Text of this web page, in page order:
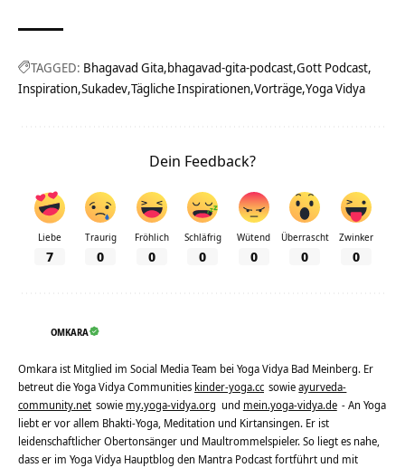
TAGGED: Bhagavad Gita bhagavad-gita-podcast Gott Podcast
Inspiration Sukadev Tägliche Inspirationen Vorträge Yoga Vidya
Dein Feedback?
Liebe
7
Traurig
0
Fröhlich
0
Schläfrig
0
Wütend
0
Überrascht
0
Zwinker
0
OMKARA
Omkara ist Mitglied im Social Media Team bei Yoga Vidya Bad Meinberg. Er
betreut die Yoga Vidya Communities kinder-yoga.cc sowieayurveda-
community.net sowie my.yoga-vidya.org und mein.yoga-vidya.de - An Yoga
liebt er vor allem Bhakti-Yoga, Meditation und Kirtansingen. Er ist
leidenschaftlicher Obertonsänger und Maultrommelspieler. So liegt es nahe,
dass er im Yoga Vidya Hauptblog den Mantra Podcast fortführt und mit